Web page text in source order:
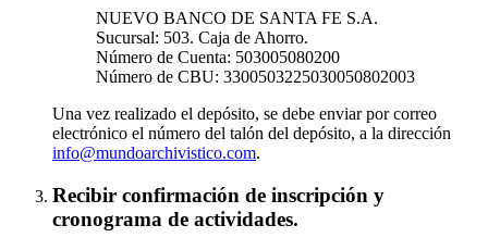
NUEVO BANCO DE SANTA FE S.A.
Sucursal: 503. Caja de Ahorro.
Número de Cuenta: 503005080200
Número de CBU: 3300503225030050802003
Una vez realizado el depósito, se debe enviar por correo
electrónico el número del talón del depósito, a la dirección
info@mundoarchivistico.com.
Recibir confirmación de inscripción y
cronograma de actividades.